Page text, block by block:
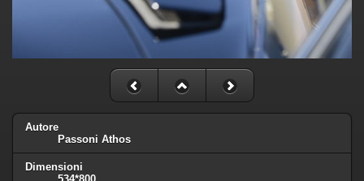
Autore
Passoni Athos
Dimensioni